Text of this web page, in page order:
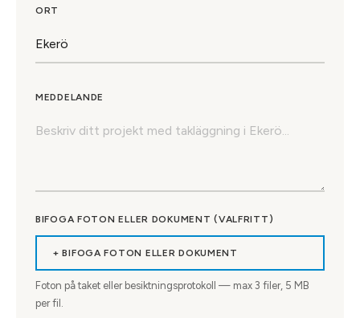
ORT
MEDDELANDE
BIFOGA FOTON ELLER DOKUMENT (VALFRITT)
+ BIFOGA FOTON ELLER DOKUMENT
Foton på taket eller besiktningsprotokoll — max 3 filer, 5 MB
per fil.